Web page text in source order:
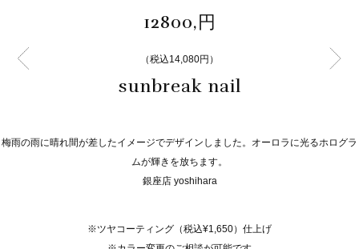
12800,円
（税込14,080円）
sunbreak nail
梅雨の雨に晴れ間が差したイメージでデザインしました。オーロラに光るホログラ
ムが輝きを放ちます。
銀座店 yoshihara
※ツヤコーティング（税込¥1,650）仕上げ